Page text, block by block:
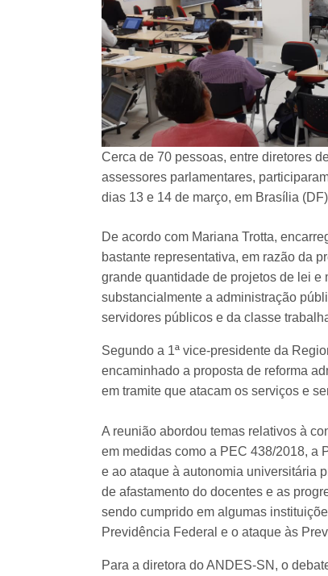
Cerca de 70 pessoas, entre diretores
assessores parlamentares,
dias 13 e 14 de março, em Brasília
De acordo com Mariana Trotta,
bastante representativa, em razão da
grande quantidade de projetos de lei
substancialmente a administração
servidores públicos e da classe
Segundo a 1ª vice-presidente da
encaminhado a proposta de reforma
em tramite que atacam os serviços e
A reunião abordou temas relativos à
em medidas como a PEC 438/2018, a
e ao ataque à autonomia universitária
de afastamento do docentes e as
sendo cumprido em algumas
Previdência Federal e o ataque às
Para a diretora do ANDES-SN, o